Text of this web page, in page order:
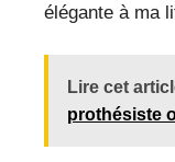
élégante à ma
Lire cet
prothésiste